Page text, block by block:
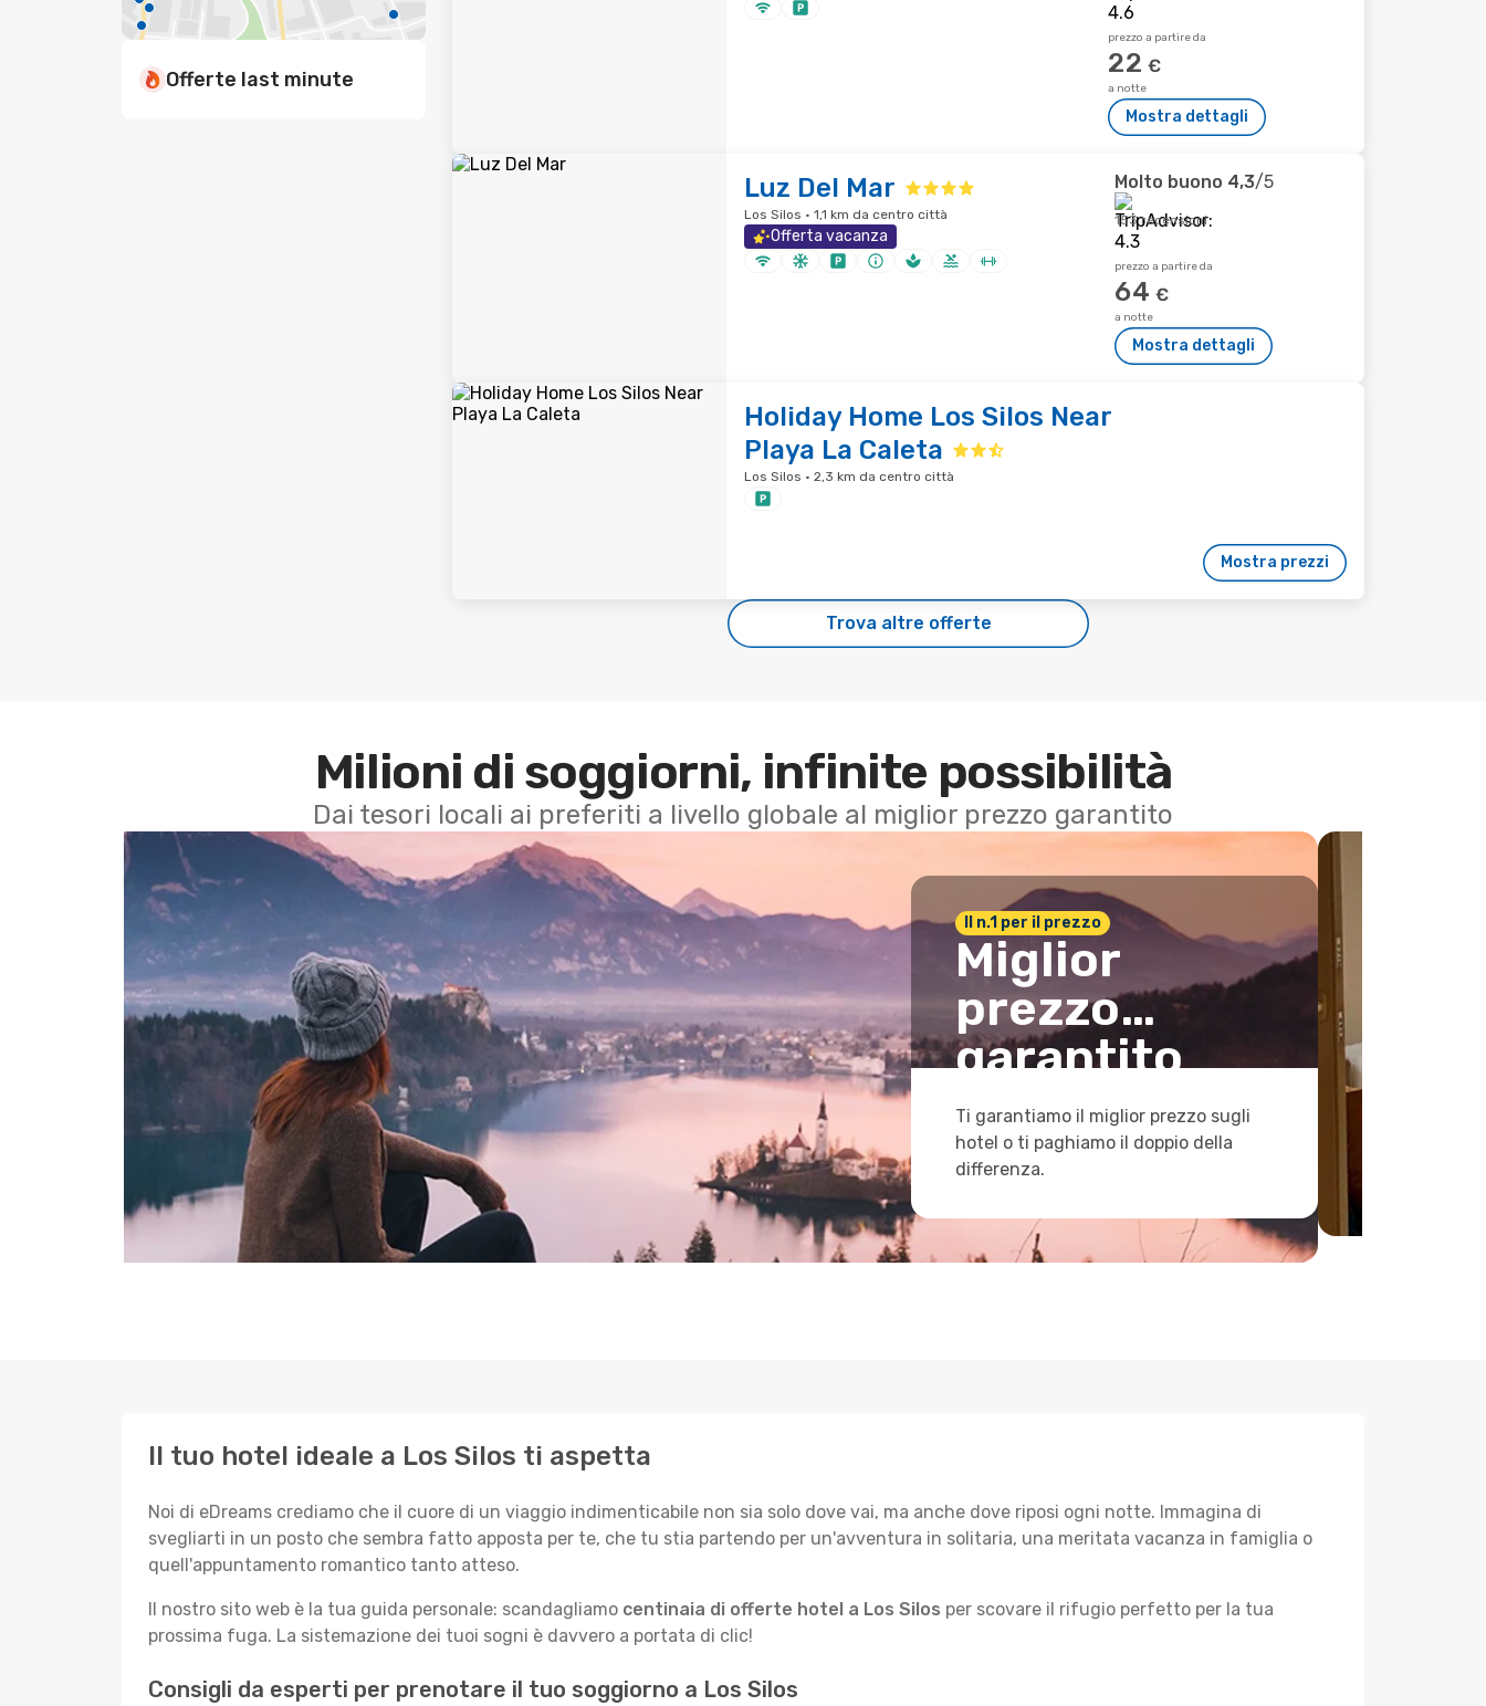
Offerte last minute
prezzo a partire da
22 €
a notte
Mostra dettagli
Luz Del Mar
Los Silos · 1,1 km da centro città
Offerta vacanza
Molto buono 4,3/5
153 recensioni
prezzo a partire da
64 €
a notte
Mostra dettagli
Holiday Home Los Silos Near
Playa La Caleta
Los Silos · 2,3 km da centro città
Mostra prezzi
Trova altre offerte
Milioni di soggiorni, infinite possibilità
Dai tesori locali ai preferiti a livello globale al miglior prezzo garantito
Il n.1 per il prezzo
Miglior
prezzo
garantito
Ti garantiamo il miglior prezzo sugli
hotel o ti paghiamo il doppio della
differenza.
Il tuo hotel ideale a Los Silos ti aspetta
Noi di eDreams crediamo che il cuore di un viaggio indimenticabile non sia solo dove vai, ma anche dove riposi ogni notte. Immagina di
svegliarti in un posto che sembra fatto apposta per te, che tu stia partendo per un'avventura in solitaria, una meritata vacanza in famiglia o
quell'appuntamento romantico tanto atteso.
Il nostro sito web è la tua guida personale: scandagliamo centinaia di offerte hotel a Los Silos per scovare il rifugio perfetto per la tua
prossima fuga. La sistemazione dei tuoi sogni è davvero a portata di clic!
Consigli da esperti per prenotare il tuo soggiorno a Los Silos